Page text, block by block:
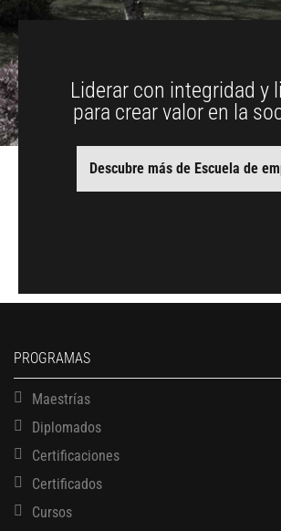
Liderar con integridad y
para crear valor en la
Descubre más de Escuela de
PROGRAMAS
Maestrías
Diplomados
Certificaciones
Certificados
Cursos